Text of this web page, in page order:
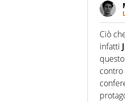
Ciò
infatti
contro